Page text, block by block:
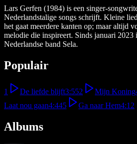
Lars Gerfen (1984) is een singer-
Nederlandstalige songs schrijft. Kleine
het gaat meerdere kanten op; maar altijd
melodie die inspireert. Sinds januari 2023
Nederlandse band Sela.
Populair
1 De liefde blijft3:552 Mijn Koning
Laat nou gaan4:445 Ga naar Hem4:12
Albums